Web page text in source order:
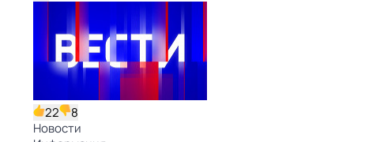
22
8
Новости